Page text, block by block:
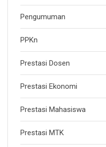
Pengumuman
PPKn
Prestasi Dosen
Prestasi Ekonomi
Prestasi Mahasiswa
Prestasi MTK